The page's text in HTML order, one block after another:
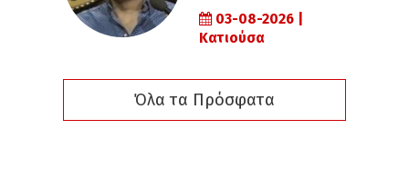
03-08-2026 |
Κατιούσα
Όλα τα Πρόσφατα